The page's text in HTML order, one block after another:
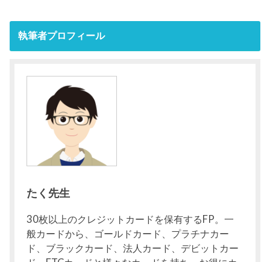
執筆者プロフィール
たく先生
30枚以上のクレジットカードを保有するFP。一
般カードから、ゴールドカード、プラチナカー
ド、ブラックカード、法人カード、デビットカー